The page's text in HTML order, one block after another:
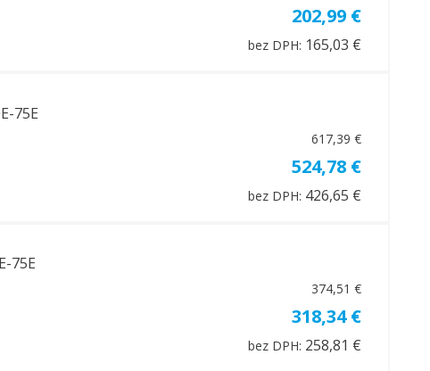
202,99 €
bez DPH: 165,03 €
75E
617,39 €
524,78 €
bez DPH: 426,65 €
75E
374,51 €
318,34 €
bez DPH: 258,81 €